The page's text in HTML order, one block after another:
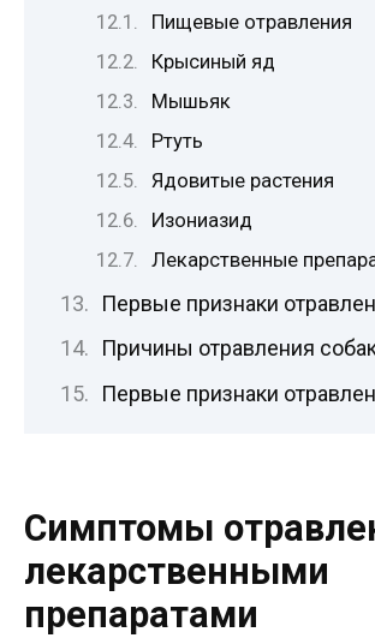
Пищевые отравления
Крысиный яд
Мышьяк
Ртуть
Ядовитые растения
Изониазид
Лекарственные
Первые признаки
Причины отравления
Первые признаки
Симптомы
лекарственными
препаратами